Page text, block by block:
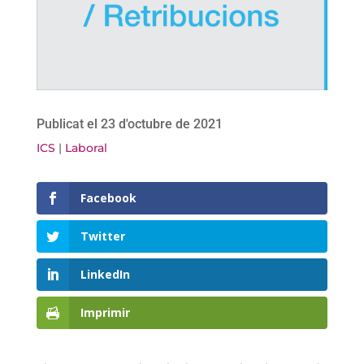
Publicat el 23 d'octubre de 2021
ICS | Laboral
Facebook
Twitter
LinkedIn
Imprimir